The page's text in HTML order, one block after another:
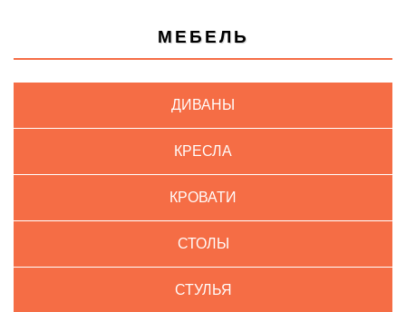
МЕБЕЛЬ
ДИВАНЫ
КРЕСЛА
КРОВАТИ
СТОЛЫ
СТУЛЬЯ